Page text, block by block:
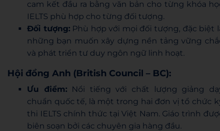
cam kết đầu ra bằng văn bản cho từng khóa
IELTS phù hợp cho từng đối tượng.
Đối tượng:Phù hợp với mọi đối tượng, đặc biệt
những bạn muốn xây dựng nền tảng vững
và phát triển tư duy ngôn ngữ linh hoạt.
Hội đồng Anh (British Council – BC):
Ưu điểm:Nổi tiếng với chất lượng giảng
chuẩn quốc tế, là một trong hai đơn vị tổ chức
thi IELTS chính thức tại Việt Nam. Giáo trình
biên soạn bởi các chuyên gia hàng đầu.